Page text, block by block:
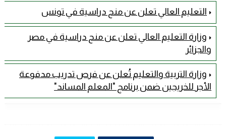
التعليم العالي تعلن عن منح دراسية في تونس
وزارة التعليم العالي تعلن عن منح دراسية في مصر
والجزائر
وزارة التربية والتعليم تُعلن عن فرص تدريب مدفوعة
الأجر للخريجين ضمن برنامج "المعلم المساند"